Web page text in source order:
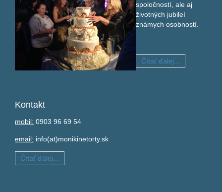
spoločností, ale aj
životných jubileí
známych osobností.
Čítať ďalej...
Kontakt
mobil: 0903 96 69 54
email: info(at)monikinetorty.sk
Čítať ďalej...